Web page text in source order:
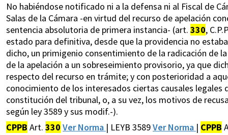
No habiéndose notificado ni a la defensa ni al Fiscal de
Salas de la Cámara -en virtud del recurso de apelación
sentencia absolutoria de primera instancia- (art. 330,
estado para definitiva, desde que la providencia no
dicho, un primigenio consentimiento de la radicación de
de la apelación a un sobreseimiento provisorio, ya que
respecto del recurso en trámite; y con posterioridad a
conocimiento de los interesados ciertas causales
constitución del tribunal, o, a su vez, los motivos de
según ley 3589 y sus modif.-).
CPPB Art. 330 Ver Norma | LEYB 3589Ver Norma | CPPB